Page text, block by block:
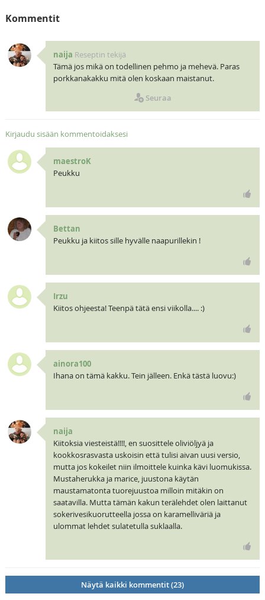
Kommentit
naija Reseptin tekijä
Tämä jos mikä on todellinen pehmo ja mehevä. Paras
porkkanakakku mitä olen koskaan maistanut.
Seuraa
Kirjaudu sisään kommentoidaksesi
maestroK
Peukku
Bettan
Peukku ja kiitos sille hyvälle naapurillekin !
Irzu
Kiitos ohjeesta! Teenpä tätä ensi viikolla.... :)
ainora100
Ihana on tämä kakku. Tein jälleen. Enkä tästä luovu:)
naija
Kiitoksia viesteistä!!!!, en suosittele oliviöljyä ja
kookkosrasvasta uskoisin että tulisi aivan uusi versio,
mutta jos kokeilet niin ilmoittele kuinka kävi luomukissa.
Mustaherukka ja marice, juustona käytän
maustamatonta tuorejuustoa milloin mitäkin on
saatavilla. Mutta tämän kakun terälehdet olen laittanut
sokerivesikuorutteella jossa on karamelliväriä ja
ulommat lehdet sulatetulla suklaalla.
Näytä kaikki kommentit (23)